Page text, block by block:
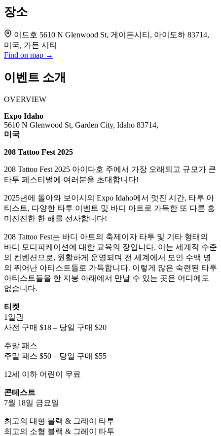
장소
이드호 5610 N Glenwood St, 게이든시티, 아이도하 83714,
미국, 가든 시티
Find on map →
이벤트 소개
OVERVIEW
Expo Idaho
5610 N Glenwood St, Garden City, Idaho 83714,
미국
208 Tattoo Fest 2025
208 Tattoo Fest 2025 아이다호 주에서 가장 오래되고 규모가 큰
타투 페스티벌에 여러분을 초대합니다!
2025년에 돌아와 보이시의 Expo Idaho에서 멋진 시간, 타투 아
티스트, 다양한 타투 이벤트 및 바디 아트로 가득한 또 다른 흥
미진진한 한 해를 선사합니다!
208 Tattoo Fest는 바디 아트의 축제이자 타투 및 기타 형태의
바디 모디피케이션에 대한 교육의 장입니다. 이는 세계적 수준
의 컨벤션으로, 원활하게 운영되며 전 세계에서 모인 수백 명
의 뛰어난 아티스트들로 가득합니다. 이렇게 많은 숙련된 타투
아티스트들을 한 지붕 아래에서 만날 수 있는 곳은 어디에도
없습니다.
티켓
1일권
사전 구매 $18 – 당일 구매 $20
주말 패스
주말 패스 $50 – 당일 구매 $55
12세 이하 어린이 무료
콘테스트
7월 18일 금요일
최고의 대형 블랙 & 그레이 타투
최고의 소형 블랙 & 그레이 타투